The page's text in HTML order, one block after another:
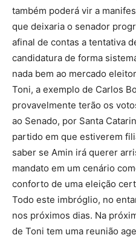
também poderá vir a
que deixaria o senador
afinal de contas a tentativa
candidatura de forma
nada bem ao mercado
Toni, a exemplo de Carlos
provavelmente terão os
ao Senado, por Santa
partido em que estiverem
saber se Amin irá querer
mandato em um cenário
conforto de uma eleição
Todo este imbróglio, no
nos próximos dias. Na
de Toni tem uma reunião